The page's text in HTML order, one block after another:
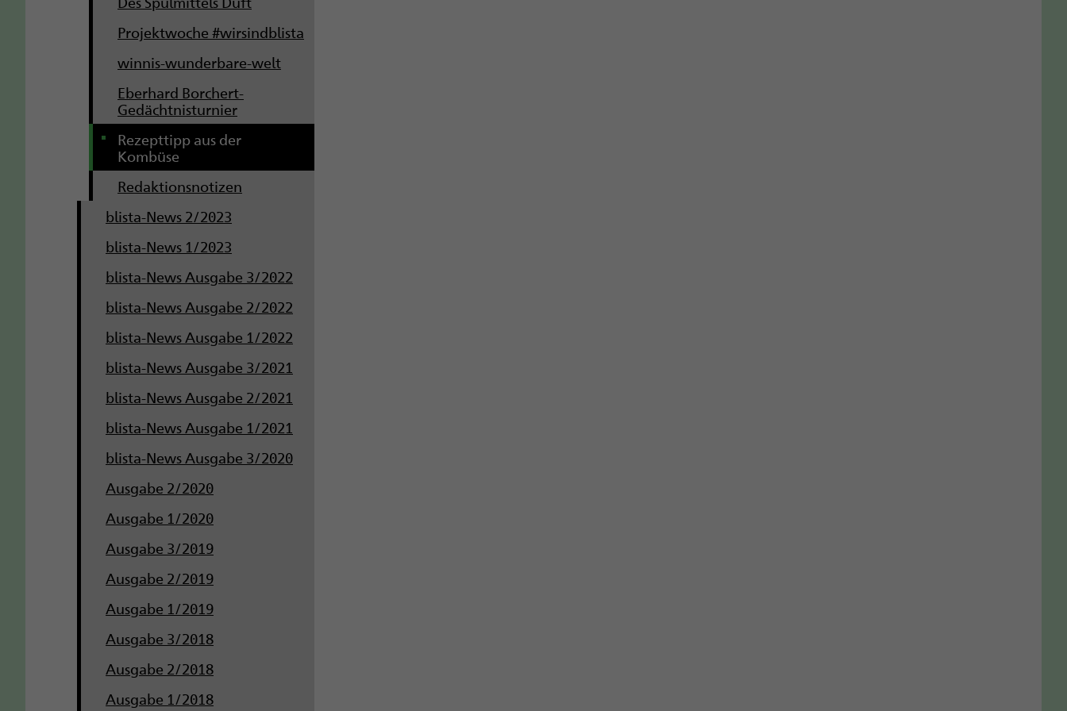
Projektwoche #wirsindblista
winnis-wunderbare-welt
Eberhard Borchert-
Gedächtnisturnier
Rezepttipp aus der
Kombüse
Redaktionsnotizen
blista-News 2/2023
blista-News 1/2023
blista-News Ausgabe 3/2022
blista-News Ausgabe 2/2022
blista-News Ausgabe 1/2022
blista-News Ausgabe 3/2021
blista-News Ausgabe 2/2021
blista-News Ausgabe 1/2021
blista-News Ausgabe 3/2020
Ausgabe 2/2020
Ausgabe 1/2020
Ausgabe 3/2019
Ausgabe 2/2019
Ausgabe 1/2019
Ausgabe 3/2018
Ausgabe 2/2018
Ausgabe 1/2018